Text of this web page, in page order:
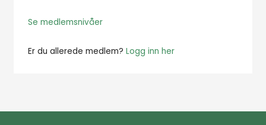
Se medlemsnivåer
Er du allerede medlem?Logg inn her